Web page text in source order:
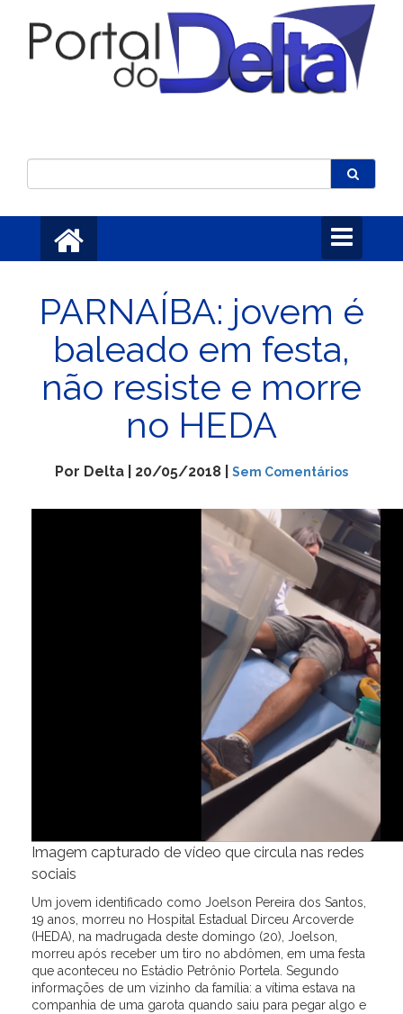
Toggle
navigation
PARNAÍBA: jovem é
baleado em festa,
não resiste e morre
no HEDA
Por Delta | 20/05/2018 | Sem Comentários
Imagem capturado de vídeo que circula nas redes
sociais
Um jovem identificado como Joelson Pereira dos Santos,
19 anos, morreu no Hospital Estadual Dirceu Arcoverde
(HEDA), na madrugada deste domingo (20), Joelson,
morreu após receber um tiro no abdômen, em uma festa
que aconteceu no Estádio Petrônio Portela. Segundo
informações de um vizinho da família: a vítima estava na
companhia de uma garota quando saiu para pegar algo e